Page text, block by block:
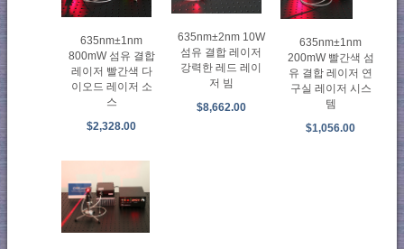
635nm±1nm
800mW 섬유 결합
레이저 빨간색 다
이오드 레이저 소
스
$2,328.00
635nm±2nm 10W
섬유 결합 레이저
강력한 레드 레이
저 빔
$8,662.00
635nm±1nm
200mW 빨간색 섬
유 결합 레이저 연
구실 레이저 시스
템
$1,056.00